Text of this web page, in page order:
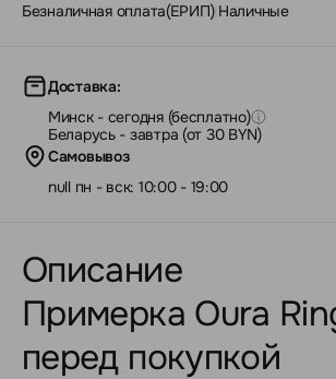
Безналичная оплата(ЕРИП)| Наличные
Доставка:
Минск - сегодня (бесплатно)
Беларусь - завтра (от 30 BYN)
Самовывоз
null пн - вск: 10:00 - 19:00
Описание
Примерка Oura
перед покупкой